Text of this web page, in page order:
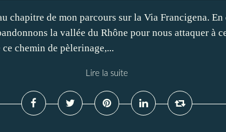
chapitre de mon parcours sur la Via Francigena.
la vallée du Rhône pour nous attaquer à
chemin de pèlerinage,...
Lire la suite